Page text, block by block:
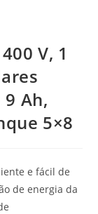
V, 1
Ah,
5×8
e fácil de
de energia da